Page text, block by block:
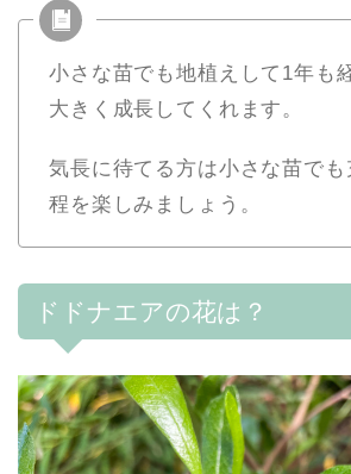
小さな苗でも地植えして1年も
大きく成長してくれます。
気長に待てる方は小さな苗でも
程を楽しみましょう。
ドドナエアの花は？